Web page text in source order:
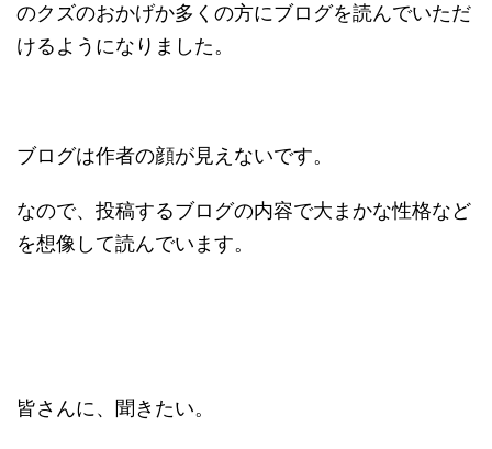
のクズのおかげか多くの方にブログを読んでいただ
けるようになりました。
ブログは作者の顔が見えないです。
なので、投稿するブログの内容で大まかな性格など
を想像して読んでいます。
皆さんに、聞きたい。